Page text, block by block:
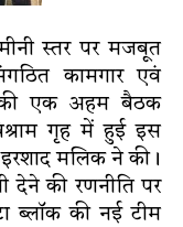
स्तर पर मजबूत
कामगार एवं
की एक अहम बैठक
गृह में हुई इस
मलिक ने की।
की रणनीति पर
ब्लॉक की नई टीम